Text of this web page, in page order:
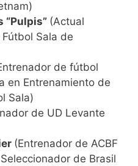
“Pulpis” (Actual
Sala de
de fútbol
en Entrenamiento de
Sala)
de UD Levante
(Entrenador de ACBF
de Brasil